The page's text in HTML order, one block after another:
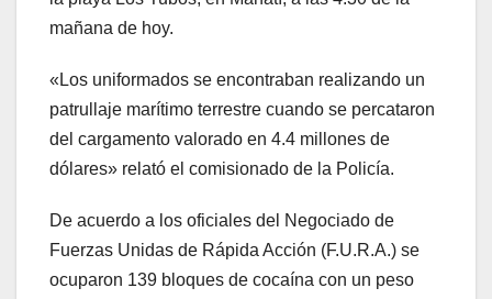
mañana de hoy.
«Los uniformados se encontraban realizando un
patrullaje marítimo terrestre cuando se percataron
del cargamento valorado en 4.4 millones de
dólares» relató el comisionado de la Policía.
De acuerdo a los oficiales del Negociado de
Fuerzas Unidas de Rápida Acción (F.U.R.A.) se
ocuparon 139 bloques de cocaína con un peso